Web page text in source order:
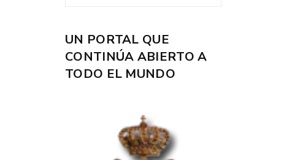
UN PORTAL QUE
CONTINÚA ABIERTO A
TODO EL MUNDO